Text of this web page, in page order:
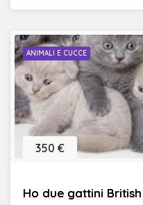
ANIMALI E CUCCE
Ho due gattini
350 €